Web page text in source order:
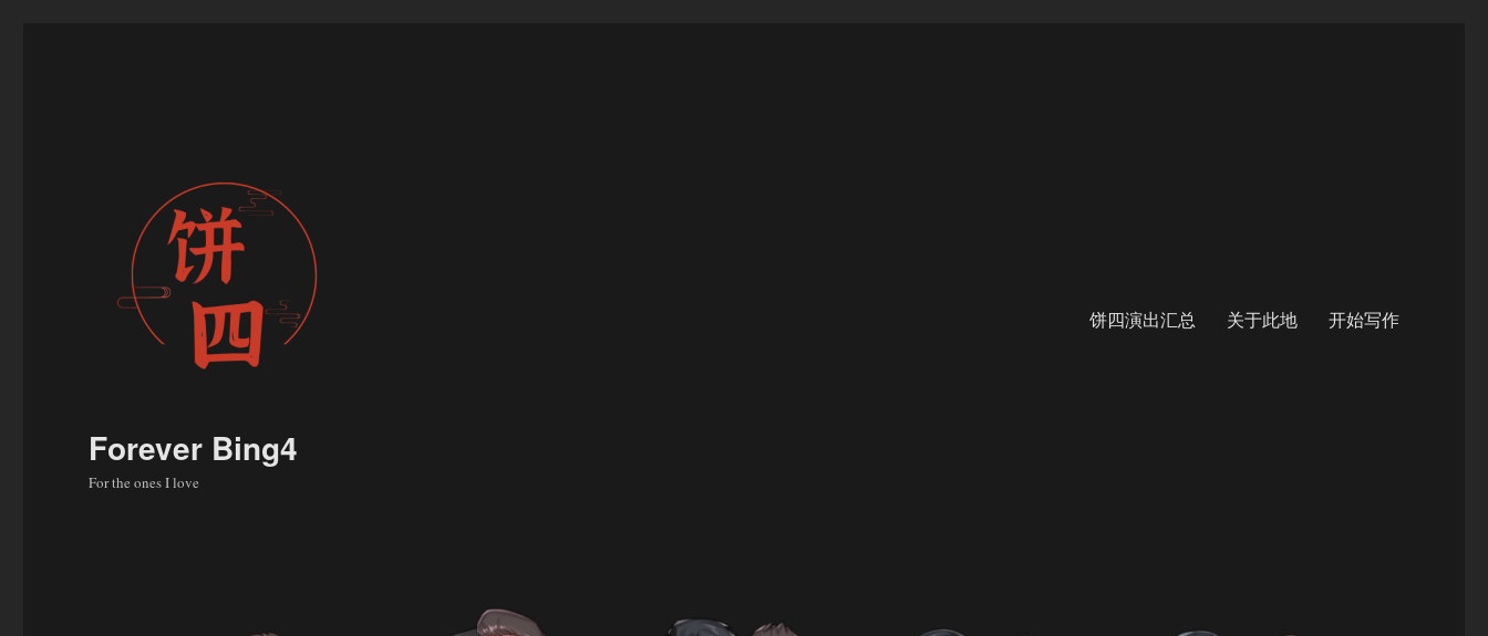
Forever Bing4
For the ones I love
饼四演出汇总 关于此地 开始写作